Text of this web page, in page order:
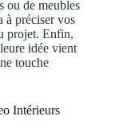
ou de meubles
à préciser vos
projet. Enfin,
idée vient
touche
Intérieurs